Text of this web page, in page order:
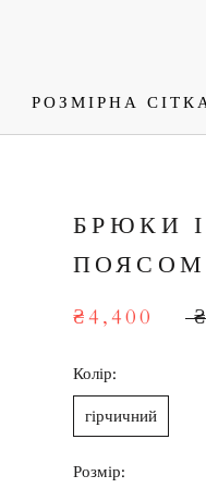
РОЗМІРНА
БРЮКИ
₴4,400
Колір:
гірчичний
Розмір: